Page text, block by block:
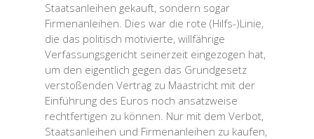
Staatsanleihen gekauft, sondern sogar
Firmenanleihen. Dies war die rote (Hilfs-)Linie,
die das politisch motivierte, willfährige
Verfassungsgericht seinerzeit eingezogen hat,
um den eigentlich gegen das Grundgesetz
verstoßenden Vertrag zu Maastricht mit der
Einführung des Euros noch ansatzweise
rechtfertigen zu können. Nur mit dem Verbot,
Staatsanleihen und Firmenanleihen zu kaufen,